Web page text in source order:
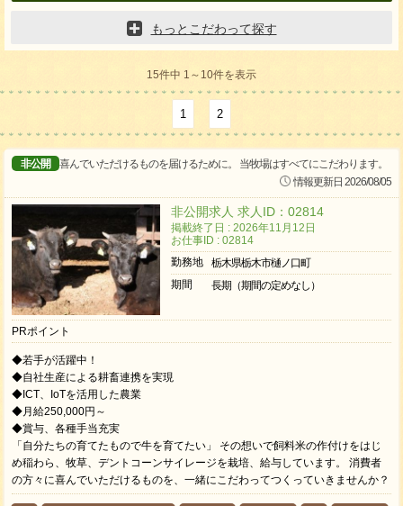
もっとこだわって探す
15件中 1～10件を表示
1 2
非公開
喜んでいただけるものを届けるために。 当牧場はすべてにこだわります。
情報更新日 2026/08/05
非公開求人 求人ID：02814
掲載終了日 : 2026年11月12日
お仕事ID : 02814
勤務地
栃木県栃木市樋ノ口町
期間
長期（期間の定めなし）
PRポイント
◆若手が活躍中！
◆自社生産による耕畜連携を実現
◆ICT、IoTを活用した農業
◆月給250,000円～
◆賞与、各種手当充実
「自分たちの育てたもので牛を育てたい」 その想いで飼料米の作付けをはじ
め稲わら、牧草、デントコーンサイレージを栽培、給与しています。 消費者
の方々に喜んでいただけるものを、一緒にこだわってつくっていきませんか？